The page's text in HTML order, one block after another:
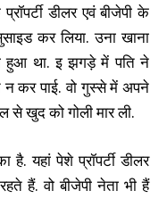
डीलर एवं बीजेपी के
कर लिया. उना खाना
हुआ था. इ झगड़े में पति ने
न कर पाई. वो गुस्से में अपने
से खुद को गोली मार ली.
यहां पेशे प्रॉपर्टी डीलर
हैं. वो बीजेपी नेता भी हैं